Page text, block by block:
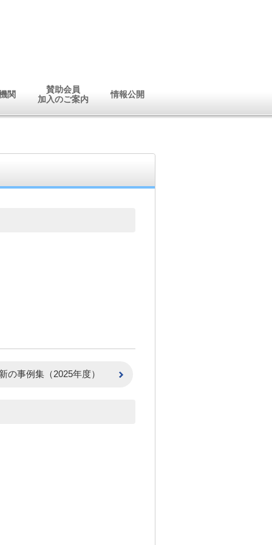
関
賛助会員
加入のご案内
情報公開
の事例集（2025年度）